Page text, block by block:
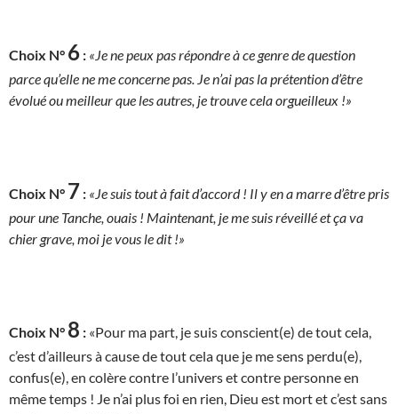
Choix N° 6 : «Je ne peux pas répondre à ce genre de question
parce qu’elle ne me concerne pas. Je n’ai pas la prétention d’être
évolué ou meilleur que les autres, je trouve cela orgueilleux !»
Choix N° 7 : «Je suis tout à fait d’accord ! Il y en a marre d’être pris
pour une Tanche, ouais ! Maintenant, je me suis réveillé et ça va
chier grave, moi je vous le dit !»
Choix N° 8 : «Pour ma part, je suis conscient(e) de tout cela,
c’est d’ailleurs à cause de tout cela que je me sens perdu(e),
confus(e), en colère contre l’univers et contre personne en
même temps ! Je n’ai plus foi en rien, Dieu est mort et c’est sans